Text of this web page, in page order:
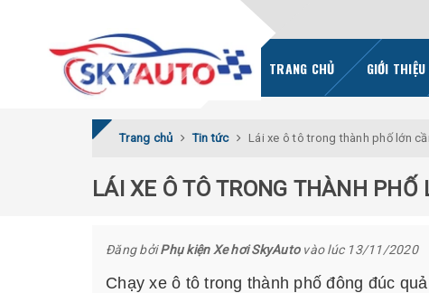
TRANG CHỦ GIỚI THIỆU
Trang chủ Tin tức Lái xe ô tô trong thành phố lớn
LÁI XE Ô TÔ TRONG THÀNH
Đăng bởiPhụ kiện Xe hơi SkyAutovào lúc 13/11/2020
Chạy xe ô tô trong thành phố đông đúc